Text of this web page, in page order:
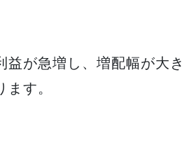
益が急増し、増配幅が大き
す。